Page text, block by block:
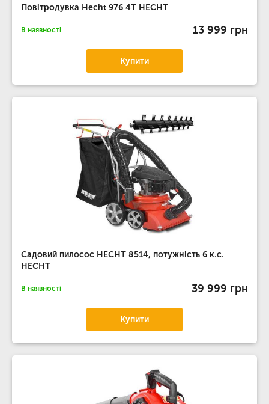
Повітродувка Hecht 976 4T HECHT
В наявності 13 999 грн
Купити
Садовий пилосос HECHT 8514, потужність 6 к.с.
HECHT
В наявності 39 999 грн
Купити